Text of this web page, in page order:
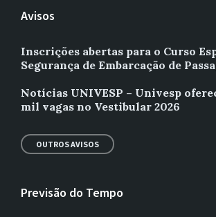
Avisos
Inscrições abertas para o Curso
Segurança de Embarcação de
Notícias UNIVESP – Univesp
mil vagas no Vestibular 2026
OUTROS AVISOS
Previsão do Tempo